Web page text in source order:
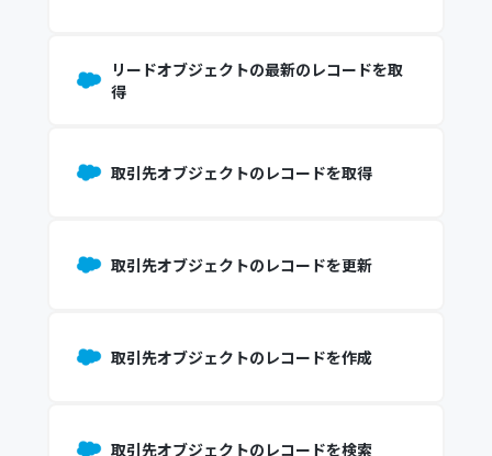
リードオブジェクトの最新のレコードを取
得
取引先オブジェクトのレコードを取得
取引先オブジェクトのレコードを更新
取引先オブジェクトのレコードを作成
取引先オブジェクトのレコードを検索